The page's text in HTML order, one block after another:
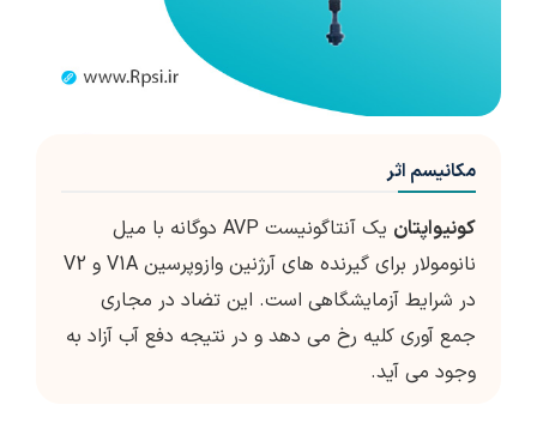
مکانیسم اثر
کونیواپتان
یک آنتاگونیست AVP دوگانه با میل
نانومولار برای گیرنده های آرژنین وازوپرسین V1A و V2
در شرایط آزمایشگاهی است. این تضاد در مجاری
جمع آوری کلیه رخ می دهد و در نتیجه دفع آب آزاد به
وجود می آید.